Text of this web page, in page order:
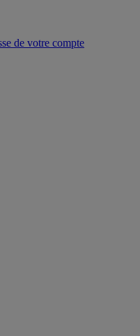
de votre compte